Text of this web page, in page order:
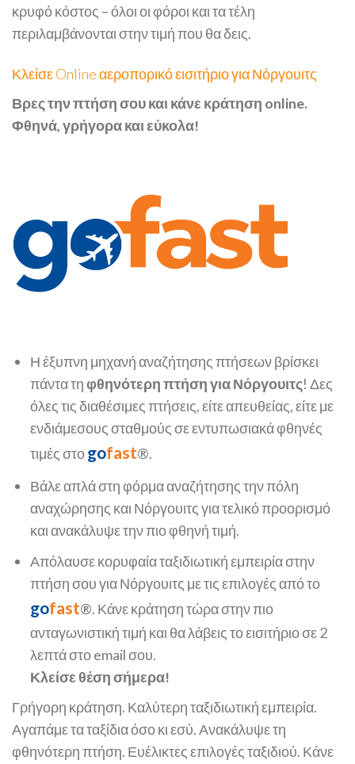
κρυφό κόστος – όλοι οι φόροι και τα τέλη
περιλαμβάνονται στην τιμή που θα δεις.
Κλείσε Online αεροπορικό εισιτήριο για Νόργουιτς
Βρες την πτήση σου και κάνε κράτηση online.
Φθηνά, γρήγορα και εύκολα!
Η έξυπνη μηχανή αναζήτησης πτήσεων βρίσκει
πάντα τηφθηνότερη πτήση για Νόργουιτς! Δες
όλες τις διαθέσιμες πτήσεις, είτε απευθείας, είτε με
ενδιάμεσους σταθμούς σε εντυπωσιακά φθηνές
τιμές στοgofast®.
Βάλε απλά στη φόρμα αναζήτησης την πόλη
αναχώρησης και Νόργουιτς για τελικό προορισμό
και ανακάλυψε την πιο φθηνή τιμή.
Απόλαυσε κορυφαία ταξιδιωτική εμπειρία στην
πτήση σου για Νόργουιτς με τις επιλογές από το
gofast®. Κάνε κράτηση τώρα στην πιο
ανταγωνιστική τιμή και θα λάβεις το εισιτήριο σε 2
λεπτά στο email σου.
Κλείσε θέση σήμερα!
Γρήγορη κράτηση. Καλύτερη ταξιδιωτική εμπειρία.
Αγαπάμε τα ταξίδια όσο κι εσύ. Ανακάλυψε τη
φθηνότερη πτήση. Ευέλικτες επιλογές ταξιδιού. Κάνε